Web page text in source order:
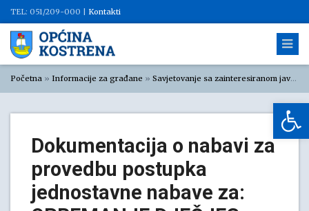
TEL: 051/209-000 | Kontakti
Početna » Informacije za građane » Savjetovanje sa zainteresiranom javnošću
Dokumentacija o nabavi za
provedbu postupka
jednostavne nabave za: